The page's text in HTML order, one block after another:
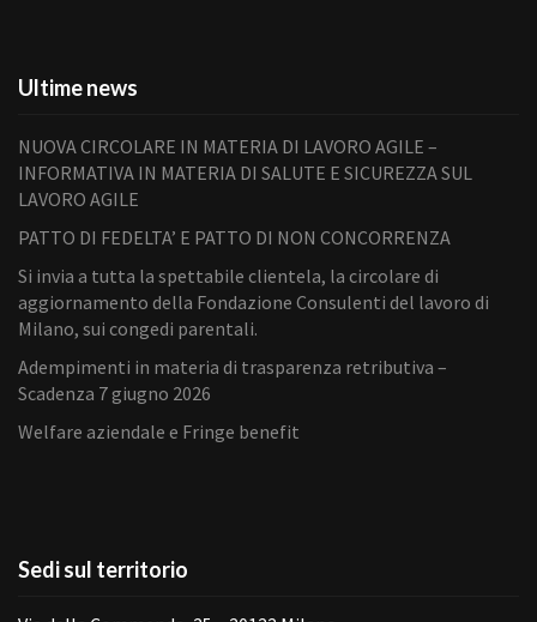
Ultime news
NUOVA CIRCOLARE IN MATERIA DI LAVORO AGILE –
INFORMATIVA IN MATERIA DI SALUTE E SICUREZZA SUL
LAVORO AGILE
PATTO DI FEDELTA’ E PATTO DI NON CONCORRENZA
Si invia a tutta la spettabile clientela, la circolare di
aggiornamento della Fondazione Consulenti del lavoro di
Milano, sui congedi parentali.
Adempimenti in materia di trasparenza retributiva –
Scadenza 7 giugno 2026
Welfare aziendale e Fringe benefit
Sedi sul territorio